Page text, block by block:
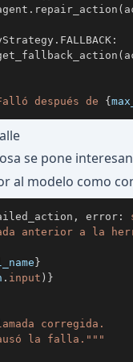
. repair_action (
. FALLBACK :
(
después de {
se pone
al modelo como
, error :
}
. input ) }
la falla."""